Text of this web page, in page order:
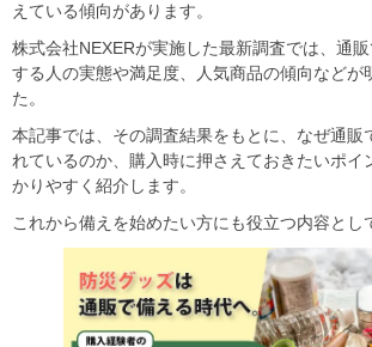
えている傾向があります。
株式会社NEXERが実施した最新調査では、通
する人の実態や満足度、人気商品の傾向などが
た。
本記事では、その調査結果をもとに、なぜ通販
れているのか、購入時に押さえておきたいポイ
かりやすく紹介します。
これから備えを始めたい方にも役立つ内容とし